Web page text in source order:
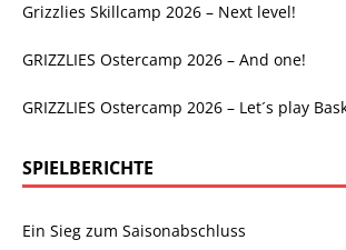
Grizzlies Skillcamp 2026 – Next level!
GRIZZLIES Ostercamp 2026 – And one!
GRIZZLIES Ostercamp 2026 – Let´s play
SPIELBERICHTE
Ein Sieg zum Saisonabschluss